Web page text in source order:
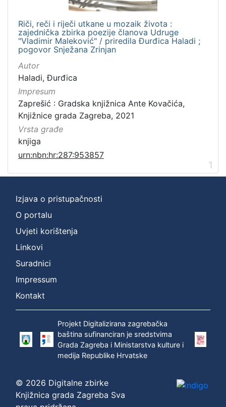
Riči, reči i riječi utkane u mozaik života :
zajednička zbirka poezije članova Udruge
"Vladimir Maleković" / priredila Đurđica Haladi ;
pogovor Snježana Zrinjan
Autor
Haladi, Đurđica
Impresum
Zaprešić : Gradska knjižnica Ante Kovačića,
Knjižnice grada Zagreba, 2021
Vrsta građe
knjiga
urn:nbn:hr:287:953857
1
Izjava o pristupačnosti
O portalu
Uvjeti korištenja
Linkovi
Suradnici
Impressum
Kontakt
Projekt Digitalizirana zagrebačka
baština sufinanciran je sredstvima
Grada Zagreba i Ministarstva kulture i
medija Republike Hrvatske
© 2026 Digitalne zbirke
Knjižnica grada Zagreba Sva